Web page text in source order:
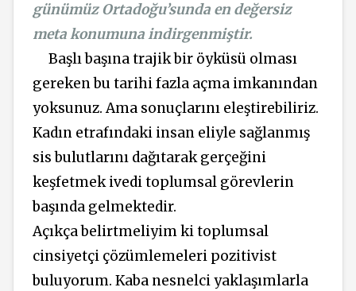
günümüz Ortadoğu’sunda en değersiz
meta konumuna indirgenmiştir.
Başlı başına trajik bir öyküsü olması
gereken bu tarihi fazla açma imkanından
yoksunuz. Ama sonuçlarını eleştirebiliriz.
Kadın etrafındaki insan eliyle sağlanmış
sis bulutlarını dağıtarak gerçeğini
keşfetmek ivedi toplumsal görevlerin
başında gelmektedir.
Açıkça belirtmeliyim ki toplumsal
cinsiyetçi çözümlemeleri pozitivist
buluyorum. Kaba nesnelci yaklaşımlarla